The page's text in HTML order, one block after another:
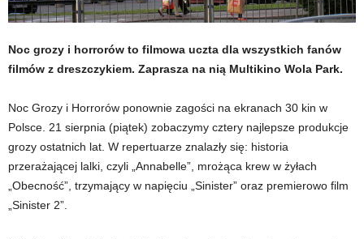
Noc grozy i horrorów to filmowa uczta dla wszystkich fanów
filmów z dreszczykiem. Zaprasza na nią Multikino Wola Park.
Noc Grozy i Horrorów ponownie zagości na ekranach 30 kin w
Polsce. 21 sierpnia (piątek) zobaczymy cztery najlepsze produkcje
grozy ostatnich lat. W repertuarze znalazły się: historia
przerażającej lalki, czyli „Annabelle”, mrożąca krew w żyłach
„Obecność”, trzymający w napięciu „Sinister” oraz premierowo film
„Sinister 2”.